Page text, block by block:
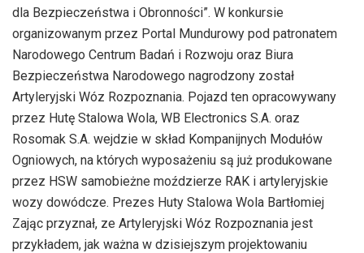
dla Bezpieczeństwa i Obronności”. W konkursie
organizowanym przez Portal Mundurowy pod patronatem
Narodowego Centrum Badań i Rozwoju oraz Biura
Bezpieczeństwa Narodowego nagrodzony został
Artyleryjski Wóz Rozpoznania. Pojazd ten opracowywany
przez Hutę Stalowa Wola, WB Electronics S.A. oraz
Rosomak S.A. wejdzie w skład Kompanijnych Modułów
Ogniowych, na których wyposażeniu są już produkowane
przez HSW samobieżne moździerze RAK i artyleryjskie
wozy dowódcze. Prezes Huty Stalowa Wola Bartłomiej
Zając przyznał, ze Artyleryjski Wóz Rozpoznania jest
przykładem, jak ważna w dzisiejszym projektowaniu